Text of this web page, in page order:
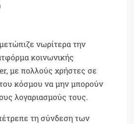
νωρίτερα την
κοινωνικής
με πολλούς χρήστες σε
κόσμου να μην μπορούν
λογαριασμούς τους.
τη σύνδεση των